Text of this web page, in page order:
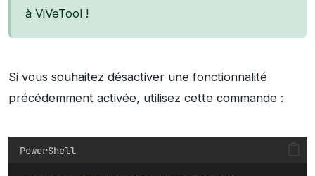
à ViVeTool !
Si vous souhaitez désactiver une fonctionnalité
précédemment activée, utilisez cette commande :
PowerShell